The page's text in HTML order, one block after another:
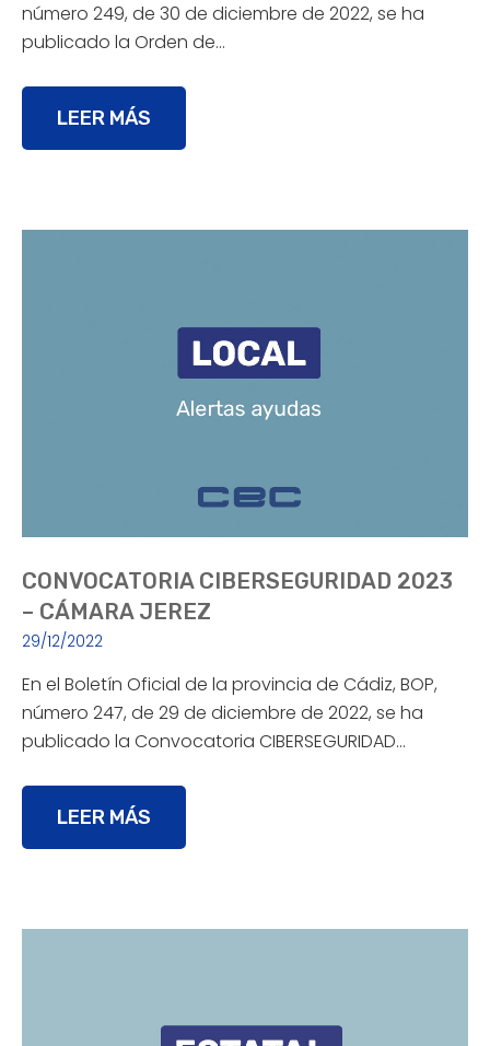
número 249, de 30 de diciembre de 2022, se ha
publicado la Orden de…
LEER MÁS
CONVOCATORIA CIBERSEGURIDAD 2023
– CÁMARA JEREZ
29/12/2022
En el Boletín Oficial de la provincia de Cádiz, BOP,
número 247, de 29 de diciembre de 2022, se ha
publicado la Convocatoria CIBERSEGURIDAD…
LEER MÁS